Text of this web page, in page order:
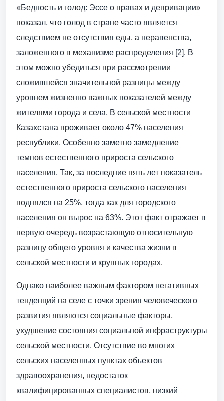
«Бедность и голод: Эссе о правах и депривации»
показал, что голод в стране часто является
следствием не отсутствия еды, а неравенства,
заложенного в механизме распределения [2]. В
этом можно убедиться при рассмотрении
сложившейся значительной разницы между
уровнем жизненно важных показателей между
жителями города и села. В сельской местности
Казахстана проживает около 47% населения
республики. Особенно заметно замедление
темпов естественного прироста сельского
населения. Так, за последние пять лет показатель
естественного прироста сельского населения
поднялся на 25%, тогда как для городского
населения он вырос на 63%. Этот факт отражает в
первую очередь возрастающую относительную
разницу общего уровня и качества жизни в
сельской местности и крупных городах.
Однако наиболее важным фактором негативных
тенденций на селе с точки зрения человеческого
развития являются социальные факторы,
ухудшение состояния социальной инфраструктуры
сельской местности. Отсутствие во многих
сельских населенных пунктах объектов
здравоохранения, недостаток
квалифицированных специалистов, низкий